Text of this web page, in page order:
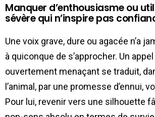
Manquer d’enthousiasme ou
sévère qui n’inspire pas
Une voix grave, dure ou agacée n’a
à quiconque de s’approcher. Un
ouvertement menaçant se traduit,
l’animal, par une promesse d’ennui,
Pour lui, revenir vers une silhouette